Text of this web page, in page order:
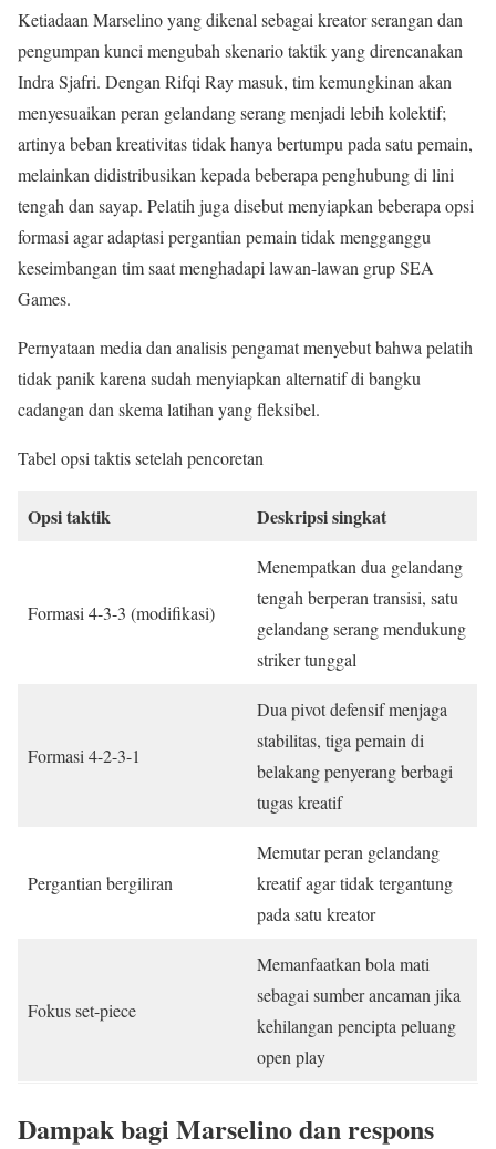
Ketiadaan Marselino yang dikenal sebagai kreator serangan dan
pengumpan kunci mengubah skenario taktik yang direncanakan
Indra Sjafri. Dengan Rifqi Ray masuk, tim kemungkinan akan
menyesuaikan peran gelandang serang menjadi lebih kolektif;
artinya beban kreativitas tidak hanya bertumpu pada satu pemain,
melainkan didistribusikan kepada beberapa penghubung di lini
tengah dan sayap. Pelatih juga disebut menyiapkan beberapa opsi
formasi agar adaptasi pergantian pemain tidak mengganggu
keseimbangan tim saat menghadapi lawan-lawan grup SEA
Games.
Pernyataan media dan analisis pengamat menyebut bahwa pelatih
tidak panik karena sudah menyiapkan alternatif di bangku
cadangan dan skema latihan yang fleksibel.
Tabel opsi taktis setelah pencoretan
Opsi taktik Deskripsi singkat
Formasi 4-3-3 (modifikasi)
Menempatkan dua gelandang
tengah berperan transisi, satu
gelandang serang mendukung
striker tunggal
Formasi 4-2-3-1
Dua pivot defensif menjaga
stabilitas, tiga pemain di
belakang penyerang berbagi
tugas kreatif
Pergantian bergiliran
Memutar peran gelandang
kreatif agar tidak tergantung
pada satu kreator
Fokus set-piece
Memanfaatkan bola mati
sebagai sumber ancaman jika
kehilangan pencipta peluang
open play
Dampak bagi Marselino dan respons